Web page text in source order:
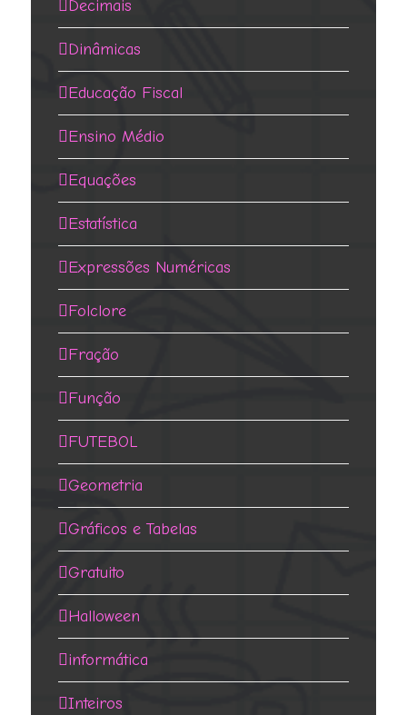
Decimais
Dinâmicas
Educação Fiscal
Ensino Médio
Equações
Estatística
Expressões Numéricas
Folclore
Fração
Função
FUTEBOL
Geometria
Gráficos e Tabelas
Gratuito
Halloween
informática
Inteiros